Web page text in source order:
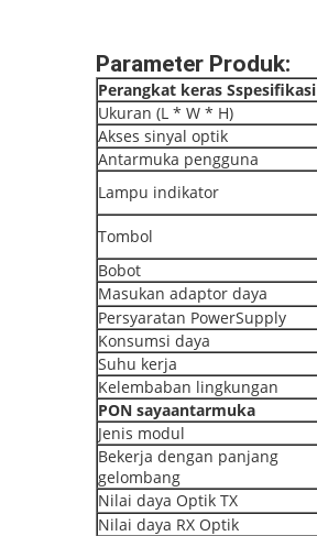
Parameter Produk:
Perangkat keras Sspesifikasi
Ukuran (L * W * H)
Akses sinyal optik
Antarmuka pengguna
Lampu indikator
Tombol
Bobot
Masukan adaptor daya
Persyaratan PowerSupply
Konsumsi daya
Suhu kerja
Kelembaban lingkungan
PON sayaantarmuka
Jenis modul
Bekerja dengan panjang
gelombang
Nilai daya Optik TX
Nilai daya RX Optik